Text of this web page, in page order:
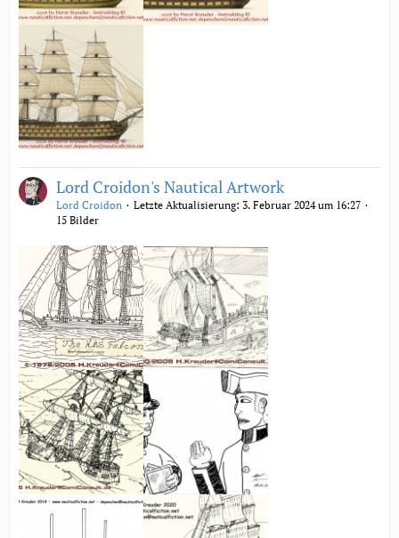
Lord Croidon's Nautical Artwork
Lord Croidon Letzte Aktualisierung: 3. Februar 2024 um 16:27
15 Bilder